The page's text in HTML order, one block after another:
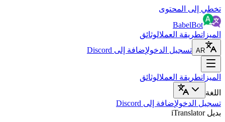
تخطي إلى المحتوى
BabelBot
الميزاتطريقة العملالوثائق
AR تسجيل الدخولإضافة إلى Discord
الميزاتطريقة العملالوثائق
اللغة
تسجيل الدخولإضافة إلى Discord
بديل iTranslator